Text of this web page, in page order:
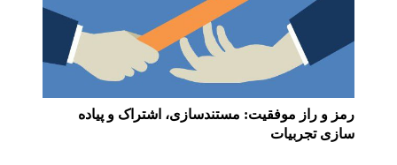
رمز و راز موفقیت: مستندسازی، اشتراک و پیاده
سازی تجربیات